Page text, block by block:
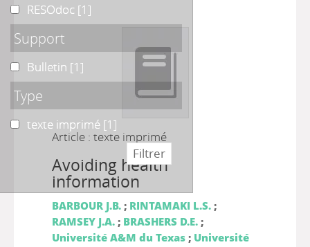
Article : texte imprimé
Avoiding health
information
BARBOUR J.B.; RINTAMAKI L.S.;
RAMSEY J.A.; BRASHERS D.E.;
Université A&M du Texas; Université
RESOdoc
RESOdoc [1]
Support
Bulletin
Bulletin [1]
Type
texte imprimé
texte imprimé [1]